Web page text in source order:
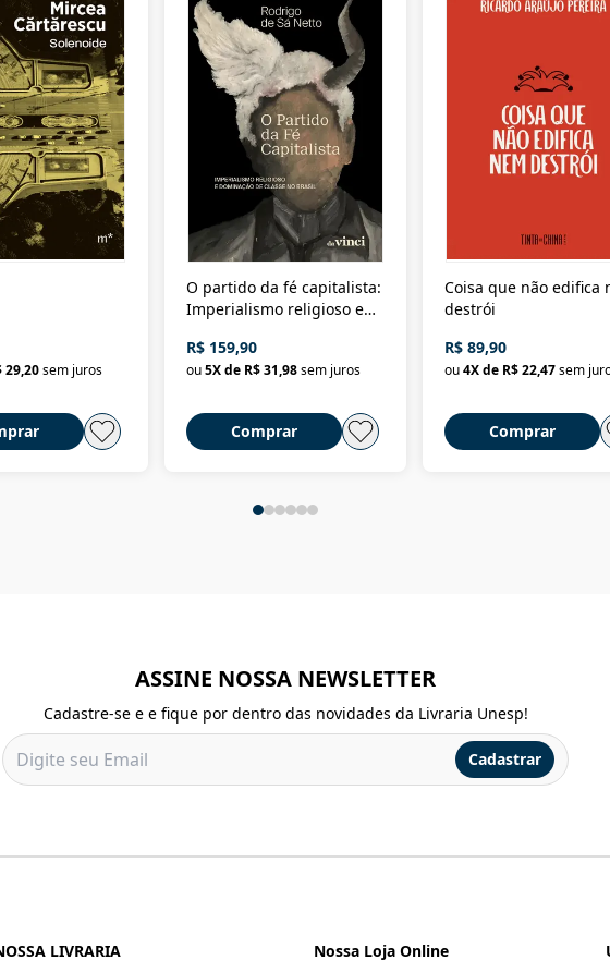
29,20sem juros
O partido da fé capitalista:
Imperialismo religioso e
Brasil
R$ 159,90
ou5X de R$ 31,98sem juros
Comprar
Coisa que não edifica
destrói
R$ 89,90
ou4X de R$ 22,47sem
Comprar
ASSINE NOSSA NEWSLETTER
Cadastre-se e e fique por dentro das novidades da Livraria Unesp!
Cadastrar
LIVRARIA Nossa Loja Online